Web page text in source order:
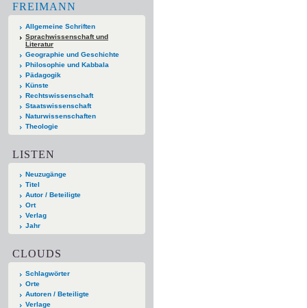
FREIMANN
Allgemeine Schriften
Sprachwissenschaft und
Literatur
Geographie und Geschichte
Philosophie und Kabbala
Pädagogik
Künste
Rechtswissenschaft
Staatswissenschaft
Naturwissenschaften
Theologie
LISTEN
Neuzugänge
Titel
Autor / Beteiligte
Ort
Verlag
Jahr
CLOUDS
Schlagwörter
Orte
Autoren / Beteiligte
Verlage